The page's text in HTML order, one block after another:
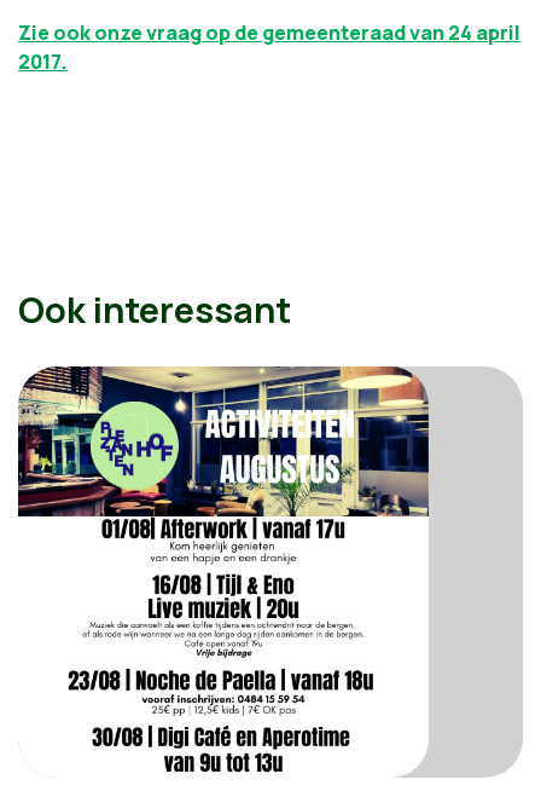
Zie ook onze vraag op de gemeenteraad van 24 april
2017.
Ook interessant